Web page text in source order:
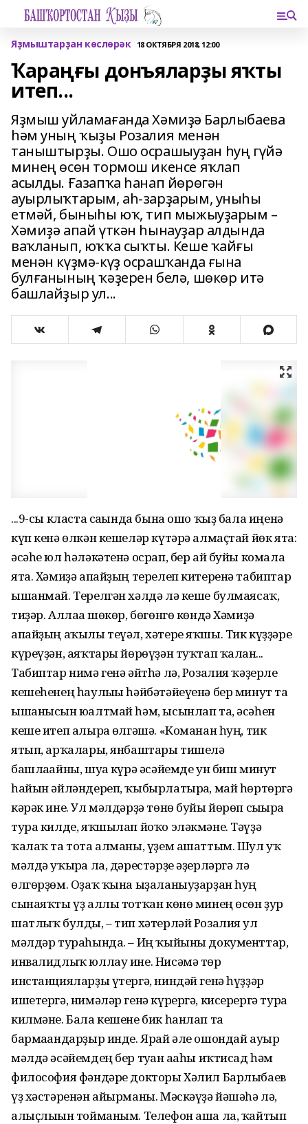
Яҙмыштарҙан көслөрәк 18 ОКТЯБРЯ 2018, 12:00
Ҡараңғы донъяларҙы яҡты
итеп...
Яҙмыш уйламағанда Хәмиҙә Барлыбаева
һәм уның ҡыҙы Розалия менән
таныштырҙы. Ошо осрашыуҙан һуң гүйә
минең өсөн тормош икенсе яҡлап
асылды. Ғазапҡа һанап йөрөгән
ауырлыҡтарым, аһ-зарҙарым, уныһы
етмәй, быныһы юҡ, тип мыжыуҙарым –
Хәмиҙә апай үткән һынауҙар алдында
ваҡланып, юҡҡа сыҡты. Кеше ҡайғы
менән күҙмә-күҙ осрашҡанда ғына
булғанының ҡәҙерен белә, шөкөр итә
башлайҙыр ул...
...9-сы класта сағында бына ошо ҡыҙ бала иңенә
күп кенә өлкән кешеләр күтәрә алмаҫтай йөк ята:
әсәһе юл һәләкәтенә осрап, бер ай буйы комала
ята. Хәмиҙә апайҙың терелеп китеренә табиптар
ышанмай. Терелгән хәлдә лә кеше булмаясаҡ,
тиҙәр. Аллаға шөкөр, бөгөнгө көндә Хәмиҙә
апайҙың аҡылы теүәл, хәтере яҡшы. Тик күҙҙәре
күреүҙән, аяҡтары йөрөүҙән туҡтап ҡалған...
Табиптар нимә генә әйтһә лә, Розалия ҡәҙерле
кешеһенең һаулығы һәйбәтәйеүенә бер минут та
ышанысын юғалтмай һәм, ысынлап та, әсәһен
кеше итеп алырға өлгәшә. «Команан һуң, тик
ятып, арҡалары, янбаштары тишелә
башлағайны, шуға күрә әсәйемде ун биш минут
һайын әйләндереп, ҡыбырлатырға, май һөртөргә
кәрәк ине. Ул мәлдәрҙә төнө буйы йөрөп сығырға
тура килде, яҡшылап йоҡо эләкмәне. Тәүҙә
ҡалаҡ та тота алманы, үҙем ашаттым. Шул уҡ
мәлдә уҡырға ла, дәрестәрҙе әҙерләргә лә
өлгөрҙөм. Оҙаҡ ҡына ыҙаланыуҙарҙан һуң
сынаяҡты үҙ аллы тотҡан көнө минең өсөн ҙур
шатлыҡ булды, – тип хәтерләй Розалия ул
мәлдәр тураһында. – Иң ҡыйыны документтар,
инвалидлыҡ юллау ине. Нисәмә төр
инстанцияларҙы үтергә, ниндәй генә һүҙҙәр
ишетергә, нимәләр генә күрергә, кисерергә тура
килмәне. Бала кешене бик һанлап та
бармағандарҙыр инде. Ярай әле ошондай ауыр
мәлдә әсәйемдең бер туған ағаһы иҡтисад һәм
философия фәндәре докторы Хәлил Барлыбаев
үҙ хәстәренән айырманы. Мәскәүҙә йәшәһә лә,
алыҫлығын тойманым. Телефон аша ла, ҡайтып